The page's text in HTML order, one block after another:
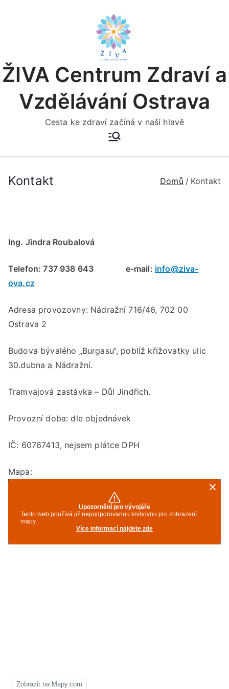
ŽIVA Centrum Zdraví a
Vzdělávání Ostrava
Cesta ke zdraví začíná v naší hlavě
Kontakt Domů Kontakt
Ing. Jindra Roubalová
Telefon: 737 938 643 e-mail: info@ziva-
ova.cz
Adresa provozovny: Nádražní 716/46, 702 00
Ostrava 2
Budova bývalého „Burgasu“, poblíž křižovatky ulic
30.dubna a Nádražní.
Tramvajová zastávka – Důl Jindřich.
Provozní doba: dle objednávek
IČ: 60767413, nejsem plátce DPH
Mapa: